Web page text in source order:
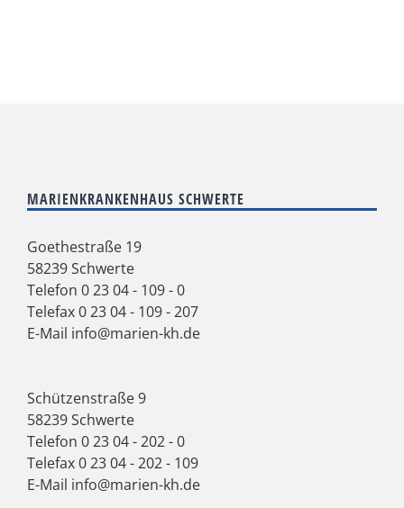
MARIENKRANKENHAUS SCHWERTE
Goethestraße 19
58239 Schwerte
Telefon 0 23 04 - 109 - 0
Telefax 0 23 04 - 109 - 207
E-Mail info@marien-kh.de
Schützenstraße 9
58239 Schwerte
Telefon 0 23 04 - 202 - 0
Telefax 0 23 04 - 202 - 109
E-Mail info@marien-kh.de